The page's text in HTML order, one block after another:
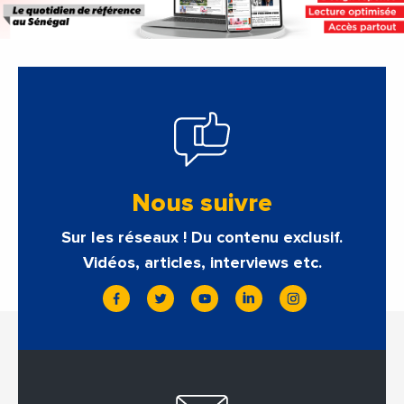
Nous suivre
Sur les réseaux ! Du contenu exclusif.
Vidéos, articles, interviews etc.